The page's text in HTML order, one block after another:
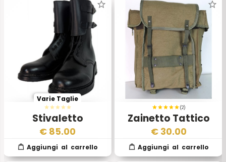
Stivaletto
Sardegna
Aeronautica
Militare Italiana
Varie Taglie
€ 85.00
(2)
Zainetto Tattico
Mod 75 Esercito
Italiano
€ 30.00